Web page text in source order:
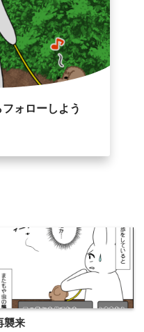
ォローしよう
襲来